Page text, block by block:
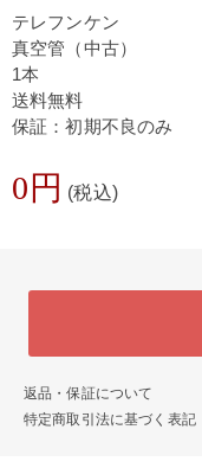
テレフンケン
真空管（中古）
1本
送料無料
保証：初期不良のみ
0円 (税込)
返品・保証について
特定商取引法に基づく表記